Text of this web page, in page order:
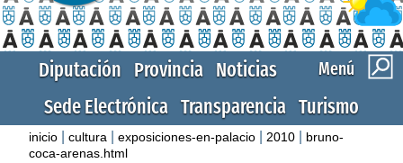
Menú
Diputación Provincia Noticias
Sede Electrónica Transparencia Turismo
inicio |cultura |exposiciones-en-palacio 2010
bruno-
coca-arenas.html